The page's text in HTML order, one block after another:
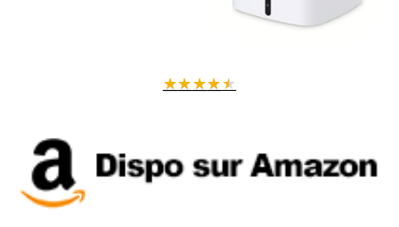
Le routeur NETGEAR Nighthawk WiFi 7 est la solution idéale pour une
maison connectée, rapide et sécurisée, prête pour les besoins
★★★★★